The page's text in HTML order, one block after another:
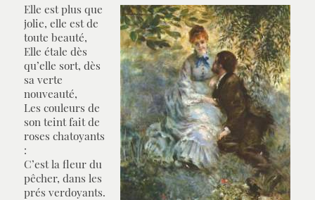
Elle est plus que
jolie, elle est de
toute beauté,
Elle étale dès
qu’elle sort, dès
sa verte
nouveauté,
Les couleurs de
son teint fait de
roses chatoyants
:
C’est la fleur du
pêcher, dans les
prés verdoyants.